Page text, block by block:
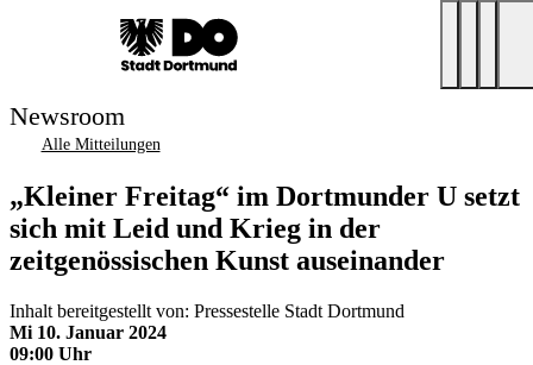
Newsroom
Alle Mitteilungen
„Kleiner Freitag“ im Dortmunder U setzt
sich mit Leid und Krieg in der
zeitgenössischen Kunst auseinander
Inhalt bereitgestellt von: Pressestelle Stadt Dortmund
Mi 10. Januar 2024
09:00 Uhr